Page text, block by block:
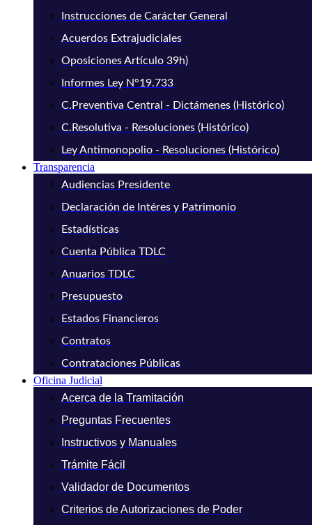
Instrucciones de Carácter General
Acuerdos Extrajudiciales
Oposiciones Artículo 39h)
Informes Ley N°19.733
C.Preventiva Central - Dictámenes (Histórico)
C.Resolutiva - Resoluciones (Histórico)
Ley Antimonopolio - Resoluciones (Histórico)
Transparencia
Audiencias Presidente
Declaración de Intéres y Patrimonio
Estadísticas
Cuenta Pública TDLC
Anuarios TDLC
Presupuesto
Estados Financieros
Contratos
Contrataciones Públicas
Oficina Judicial
Acerca de la Tramitación
Preguntas Frecuentes
Instructivos y Manuales
Trámite Fácil
Validador de Documentos
Criterios de Autorizaciones de Poder